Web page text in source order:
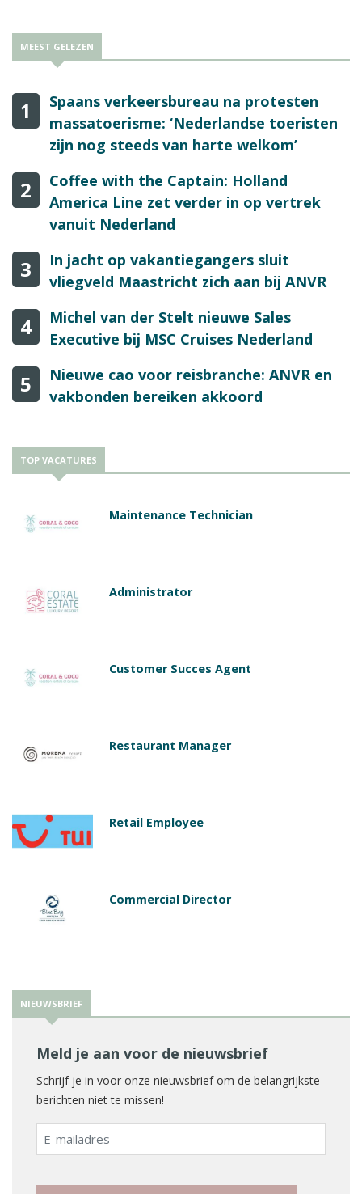
MEEST GELEZEN
1
Spaans verkeersbureau na protesten
massatoerisme: ‘Nederlandse toeristen
zijn nog steeds van harte welkom’
2
Coffee with the Captain: Holland
America Line zet verder in op vertrek
vanuit Nederland
3
In jacht op vakantiegangers sluit
vliegveld Maastricht zich aan bij ANVR
4
Michel van der Stelt nieuwe Sales
Executive bij MSC Cruises Nederland
5
Nieuwe cao voor reisbranche: ANVR en
vakbonden bereiken akkoord
TOP VACATURES
Maintenance Technician
Administrator
Customer Succes Agent
Restaurant Manager
Retail Employee
Commercial Director
NIEUWSBRIEF
Meld je aan voor de nieuwsbrief
Schrijf je in voor onze nieuwsbrief om de belangrijkste
berichten niet te missen!
E-
mailadres